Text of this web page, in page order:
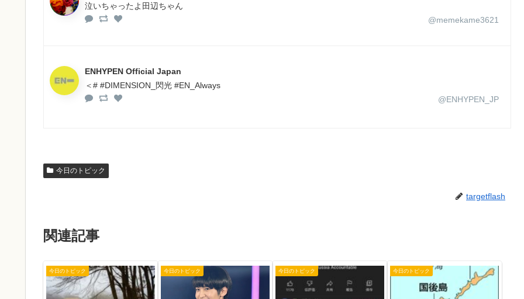
泣いちゃったよ田辺ちゃん
@memekame3621
ENHYPEN Official Japan
＜# #DIMENSION_閃光 #EN_Always
@ENHYPEN_JP
今日のトピック
targetflash
関連記事
今日のトピック 今日のトピック 今日のトピック 今日のトピック